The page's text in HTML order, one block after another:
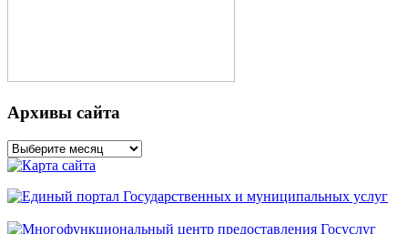
Архивы сайта
Архивы
сайта